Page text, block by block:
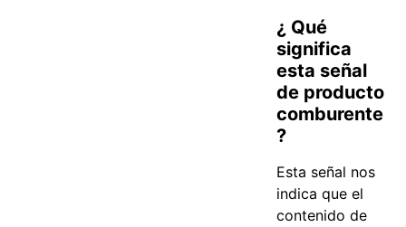
¿ Qué
significa
esta señal
de producto
comburente
?
Esta señal nos
indica que el
contenido de